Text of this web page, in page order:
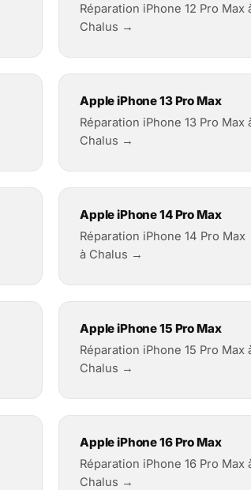
Réparation iPhone 12 Pro Max
Chalus →
Apple iPhone 13 Pro Max
Réparation iPhone 13 Pro Max
Chalus →
Apple iPhone 14 Pro Max
Réparation iPhone 14 Pro Max
à Chalus →
Apple iPhone 15 Pro Max
Réparation iPhone 15 Pro Max
Chalus →
Apple iPhone 16 Pro Max
Réparation iPhone 16 Pro Max
Chalus →